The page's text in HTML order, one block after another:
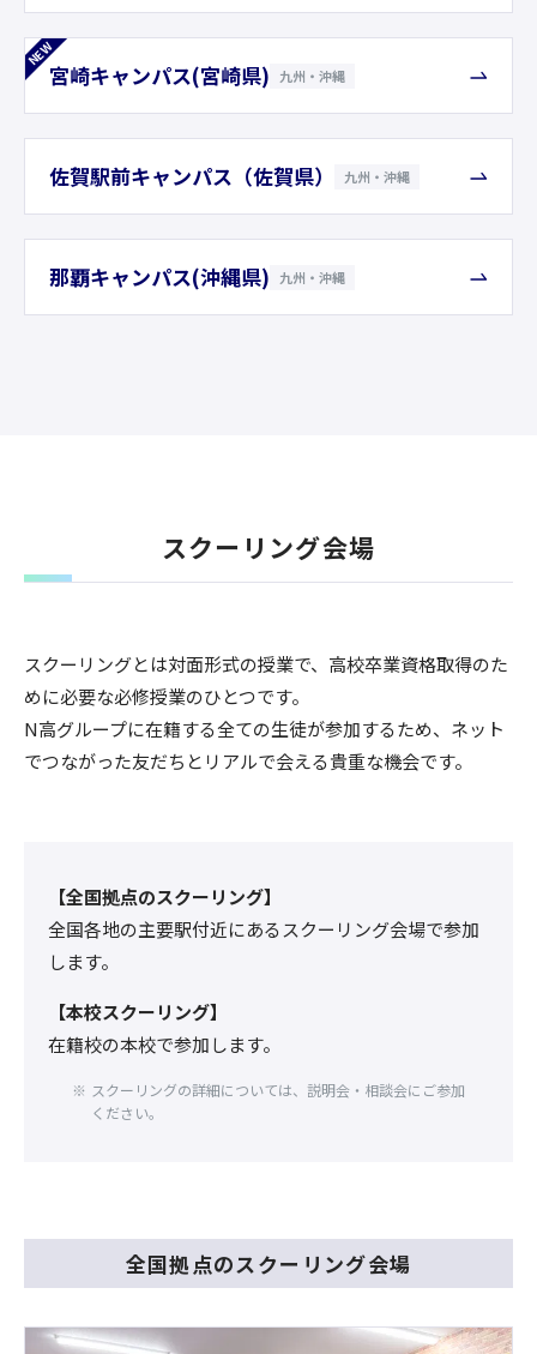
NEW
宮崎キャンパス(宮崎県) 九州・沖縄
佐賀駅前キャンパス（佐賀県） 九州・沖縄
那覇キャンパス(沖縄県) 九州・沖縄
スクーリング会場
スクーリングとは対面形式の授業で、高校卒業資格取得のた
めに必要な必修授業のひとつです。
N高グループに在籍する全ての生徒が参加するため、ネット
でつながった友だちとリアルで会える貴重な機会です。
【全国拠点のスクーリング】
全国各地の主要駅付近にあるスクーリング会場で参加
します。
【本校スクーリング】
在籍校の本校で参加します。
スクーリングの詳細については、説明会・相談会にご参加
ください。
全国拠点のスクーリング会場